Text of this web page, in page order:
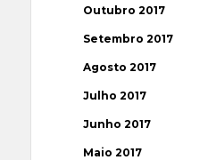
Outubro 2017
Setembro 2017
Agosto 2017
Julho 2017
Junho 2017
Maio 2017